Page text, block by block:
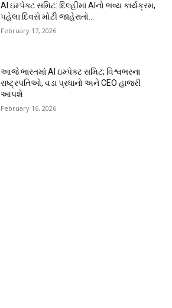
AI ઇમ્પેક્ટ સમિટ: દિલ્હીમાં AIનો ભવ્ય કાર્યક્રમ,
પહેલા દિવસે મોટી જાહેરાતો…
February 17, 2026
આજે ભારતમાં AI ઇમ્પેક્ટ સમિટ; વિશ્વભરના
રાષ્ટ્રપતિઓ, વડા પ્રધાનો અને CEO હાજરી
આપશે
February 16, 2026